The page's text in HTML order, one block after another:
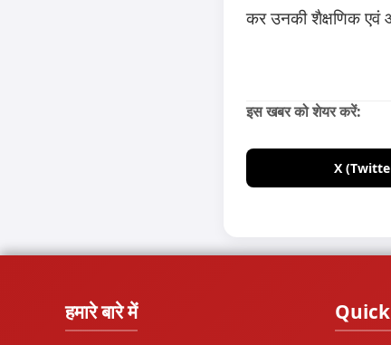
कर उनकी शैक्षणिक एवं
इस खबर को शेयर करें:
X
हमारे बारे में